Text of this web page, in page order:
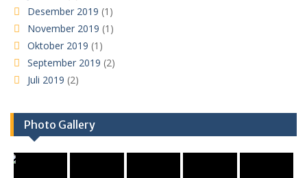
Desember 2019 (1)
November 2019 (1)
Oktober 2019 (1)
September 2019 (2)
Juli 2019 (2)
Photo Gallery